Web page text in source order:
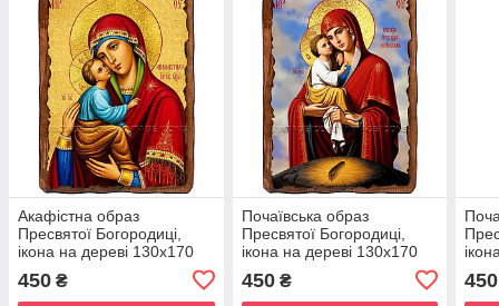
Акафістна образ
Пресвятої Богородиці,
ікона на дереві 130х170
450 ₴
Почаївська образ
Пресвятої Богородиці,
ікона на дереві 130х170
450₴ 450